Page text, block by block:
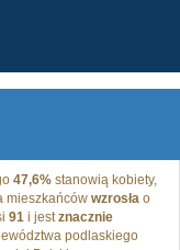
47,6% stanowią kobiety,
mieszkańców wzrosła o
91 i jestznacznie
podlaskiego